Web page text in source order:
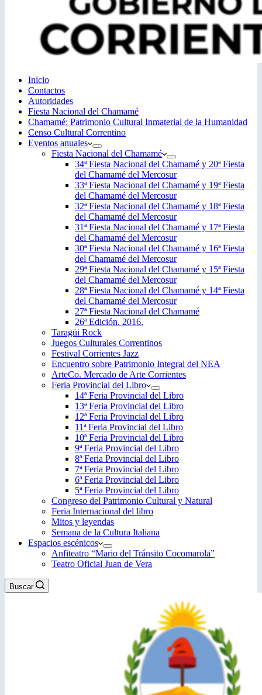
Inicio
Contactos
Autoridades
Fiesta Nacional del Chamamé
Chamamé: Patrimonio Cultural Inmaterial de la Humanidad
Censo Cultural Correntino
Eventos anuales
Fiesta Nacional del Chamamé
34ª Fiesta Nacional del Chamamé y 20ª Fiesta
del Chamamé del Mercosur
33ª Fiesta Nacional del Chamamé y 19ª Fiesta
del Chamamé del Mercosur
32ª Fiesta Nacional del Chamamé y 18ª Fiesta
del Chamamé del Mercosur
31ª Fiesta Nacional del Chamamé y 17ª Fiesta
del Chamamé del Mercosur
30ª Fiesta Nacional del Chamamé y 16ª Fiesta
del Chamamé del Mercosur
29ª Fiesta Nacional del Chamamé y 15ª Fiesta
del Chamamé del Mercosur
28ª Fiesta Nacional del Chamamé y 14ª Fiesta
del Chamamé del Mercosur
27ª Fiesta Nacional del Chamamé
26ª Edición. 2016.
Taragüi Rock
Juegos Culturales Correntinos
Festival Corrientes Jazz
Encuentro sobre Patrimonio Integral del NEA
ArteCo. Mercado de Arte Corrientes
Feria Provincial del Libro
14ª Feria Provincial del Libro
13ª Feria Provincial del Libro
12ª Feria Provincial del Libro
11ª Feria Provincial del Libro
10ª Feria Provincial del Libro
9ª Feria Provincial del Libro
8ª Feria Provincial del Libro
7ª Feria Provincial del Libro
6ª Feria Provincial del Libro
5ª Feria Provincial del Libro
Congreso del Patrimonio Cultural y Natural
Feria Internacional del libro
Mitos y leyendas
Semana de la Cultura Italiana
Espacios escénicos
Anfiteatro “Mario del Tránsito Cocomarola”
Teatro Oficial Juan de Vera
Buscar